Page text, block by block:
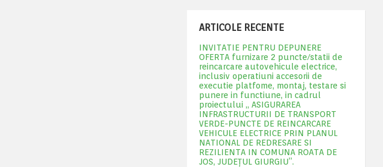
ARTICOLE RECENTE
INVITATIE PENTRU DEPUNERE
OFERTA furnizare 2 puncte/statii de
reincarcare autovehicule electrice,
inclusiv operatiuni accesorii de
executie platfome, montaj, testare si
punere in functiune, in cadrul
proiectului „ ASIGURAREA
INFRASTRUCTURII DE TRANSPORT
VERDE-PUNCTE DE REINCARCARE
VEHICULE ELECTRICE PRIN PLANUL
NATIONAL DE REDRESARE SI
REZILIENTA IN COMUNA ROATA DE
JOS, JUDEŢUL GIURGIU”.